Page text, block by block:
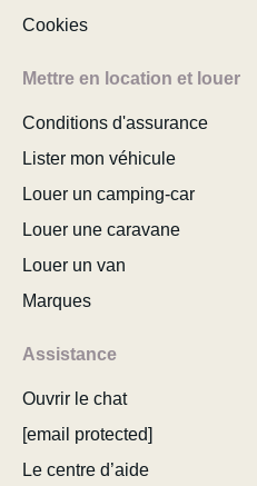
Cookies
Mettre en location et louer
Conditions d'assurance
Lister mon véhicule
Louer un camping-car
Louer une caravane
Louer un van
Marques
Assistance
Ouvrir le chat
[email protected]
Le centre d’aide